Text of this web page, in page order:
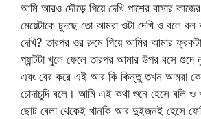
আমি আরও দৌড়ে গিয়ে দেখি পাশের বাসার
মেয়েটাকে চুদছে তো আমরা ওটা দেখি ও বলে
দেখি? তারপর ওর রুমে গিয়ে আমির আমার
প্যান্টটা খুলে ফেলে তারপর আমার উপর বসে গুদে
এবং বের করে এই আর কি কিন্তু তখন আমরা
চোদাচুদি বলে। আমি এই কথা শুনে হেসে বলি ও
ছোট বেলা থেকেই খানকি আর দুইজনই হেসে